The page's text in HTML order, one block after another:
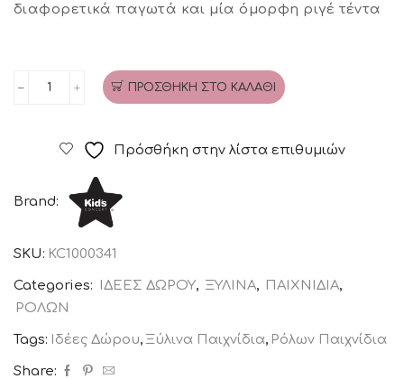
διαφορετικά παγωτά και μία όμορφη ριγέ τέντα
KIDS
ποσότητα
ΠΡΟΣΘΉΚΗ ΣΤΟ ΚΑΛΆΘΙ
Πρόσθήκη στην λίστα επιθυμιών
Brand:
SKU: KC1000341
Categories: ΙΔΕΕΣ ΔΩΡΟΥ, ΞΥΛΙΝΑ, ΠΑΙΧΝΙΔΙΑ,
ΡΟΛΩΝ
Tags: Ιδέες Δώρου, Ξύλινα Παιχνίδια, Ρόλων Παιχνίδια
Share: